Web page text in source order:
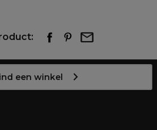
een winkel